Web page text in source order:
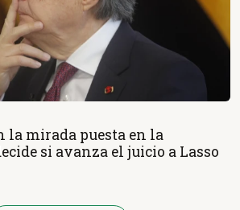
la mirada puesta en la
si avanza el juicio a Lasso